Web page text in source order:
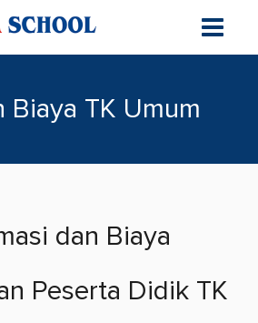
Biaya TK Umum
dan Biaya
Peserta Didik TK